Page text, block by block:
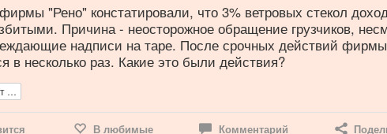
"Рено" констатировали, что 3% ветровых стекол
Причина - неосторожное обращение грузчиков,
надписи на таре. После срочных действий
в несколько раз. Какие это были действия?
…
В любимые Комментарий